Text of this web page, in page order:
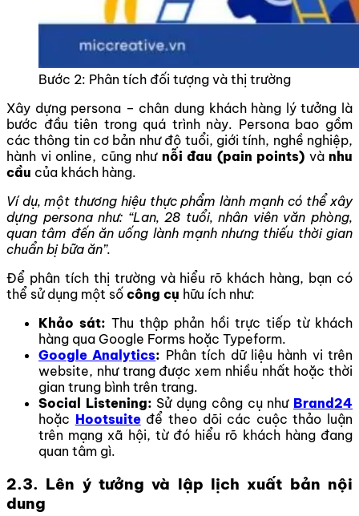
Bước 2: Phân tích đối tượng và thị trường
Xây dựng persona – chân dung khách hàng lý tưởng là
bước đầu tiên trong quá trình này. Persona bao gồm
các thông tin cơ bản như độ tuổi, giới tính, nghề nghiệp,
hành vi online, cũng như nỗi đau (pain points) và nhu
cầu của khách hàng.
Ví dụ, một thương hiệu thực phẩm lành mạnh có thể xây
dựng persona như: “Lan, 28 tuổi, nhân viên văn phòng,
quan tâm đến ăn uống lành mạnh nhưng thiếu thời gian
chuẩn bị bữa ăn”.
Để phân tích thị trường và hiểu rõ khách hàng, bạn có
thể sử dụng một số công cụ hữu ích như:
Khảo sát: Thu thập phản hồi trực tiếp từ khách
hàng qua Google Forms hoặc Typeform.
Google Analytics: Phân tích dữ liệu hành vi trên
website, như trang được xem nhiều nhất hoặc thời
gian trung bình trên trang.
Social Listening: Sử dụng công cụ như Brand24
hoặc Hootsuiteđể theo dõi các cuộc thảo luận
trên mạng xã hội, từ đó hiểu rõ khách hàng đang
quan tâm gì.
2.3. Lên ý tưởng và lập lịch xuất bản nội
dung